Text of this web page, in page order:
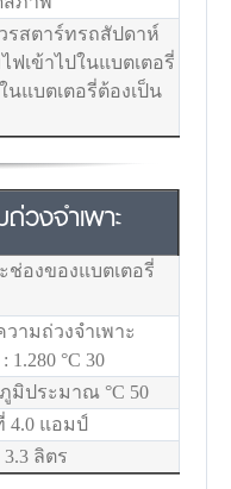
รสตาร์ทรถสัปดาห์
ฟเข้าไปในแบตเตอรี่
นแบตเตอรี่ต้องเป็น
วงจำเพาะ
ช่องของแบตเตอรี่
ามถ่วงจำเพาะ
1.280 °C 30
มิประมาณ °C 50
4.0 แอมป์
ลิตร